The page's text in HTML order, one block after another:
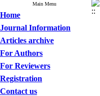
Main Menu
Home
Journal Information
Articles archive
For Authors
For Reviewers
Registration
Contact us